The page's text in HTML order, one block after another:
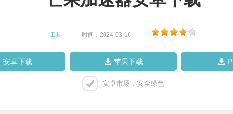
工具 时间：2024-03-16
安卓下载 苹果下载
安卓市场，安全绿色